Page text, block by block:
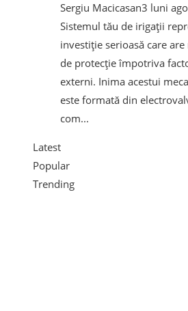
Sergiu Macicasan3 luni ago
Sistemul tău de irigații
investiție serioasă care are
de protecție împotriva
externi. Inima acestui
este formată din
com...
Latest
Popular
Trending